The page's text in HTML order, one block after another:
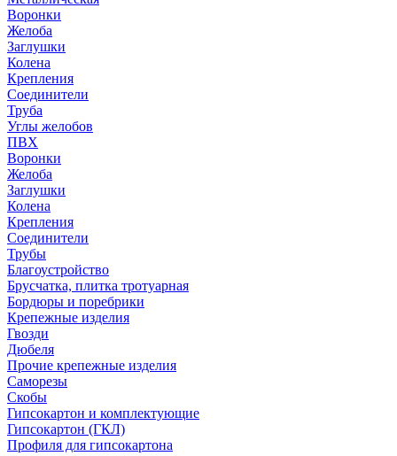
Воронки
Желоба
Заглушки
Колена
Крепления
Соединители
Труба
Углы желобов
ПВХ
Воронки
Желоба
Заглушки
Колена
Крепления
Соединители
Трубы
Благоустройство
Брусчатка, плитка тротуарная
Бордюры и поребрики
Крепежные изделия
Гвозди
Дюбеля
Прочие крепежные изделия
Саморезы
Скобы
Гипсокартон и комплектующие
Гипсокартон (ГКЛ)
Профиля для гипсокартона